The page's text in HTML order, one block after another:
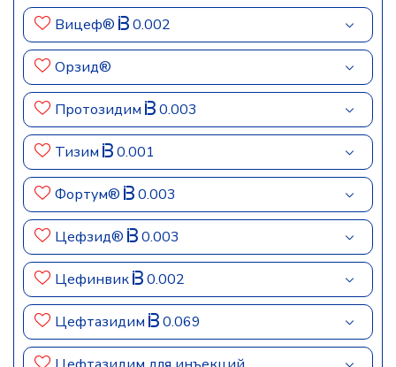
Вицеф® 0.002
Орзид®
Протозидим 0.003
Тизим 0.001
Фортум® 0.003
Цефзид® 0.003
Цефинвик 0.002
Цефтазидим 0.069